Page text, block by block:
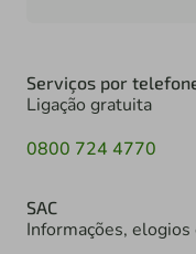
Serviços por
Ligação gratuita
0800 724 4770
SAC
Informações, elogios